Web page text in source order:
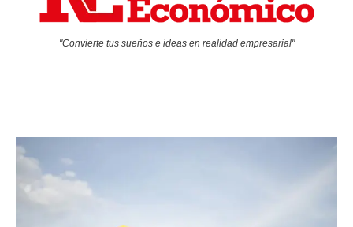
"Convierte tus sueños e ideas en realidad empresarial"